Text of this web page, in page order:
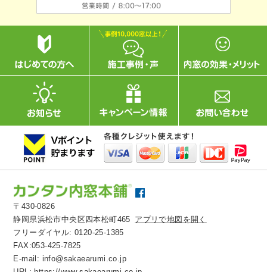
〒430-0826
静岡県浜松市中央区四本松町465 アプリで地図を開く
フリーダイヤル:0120-25-1385
FAX:053-425-7825
E-mail: info@sakaearumi.co.jp